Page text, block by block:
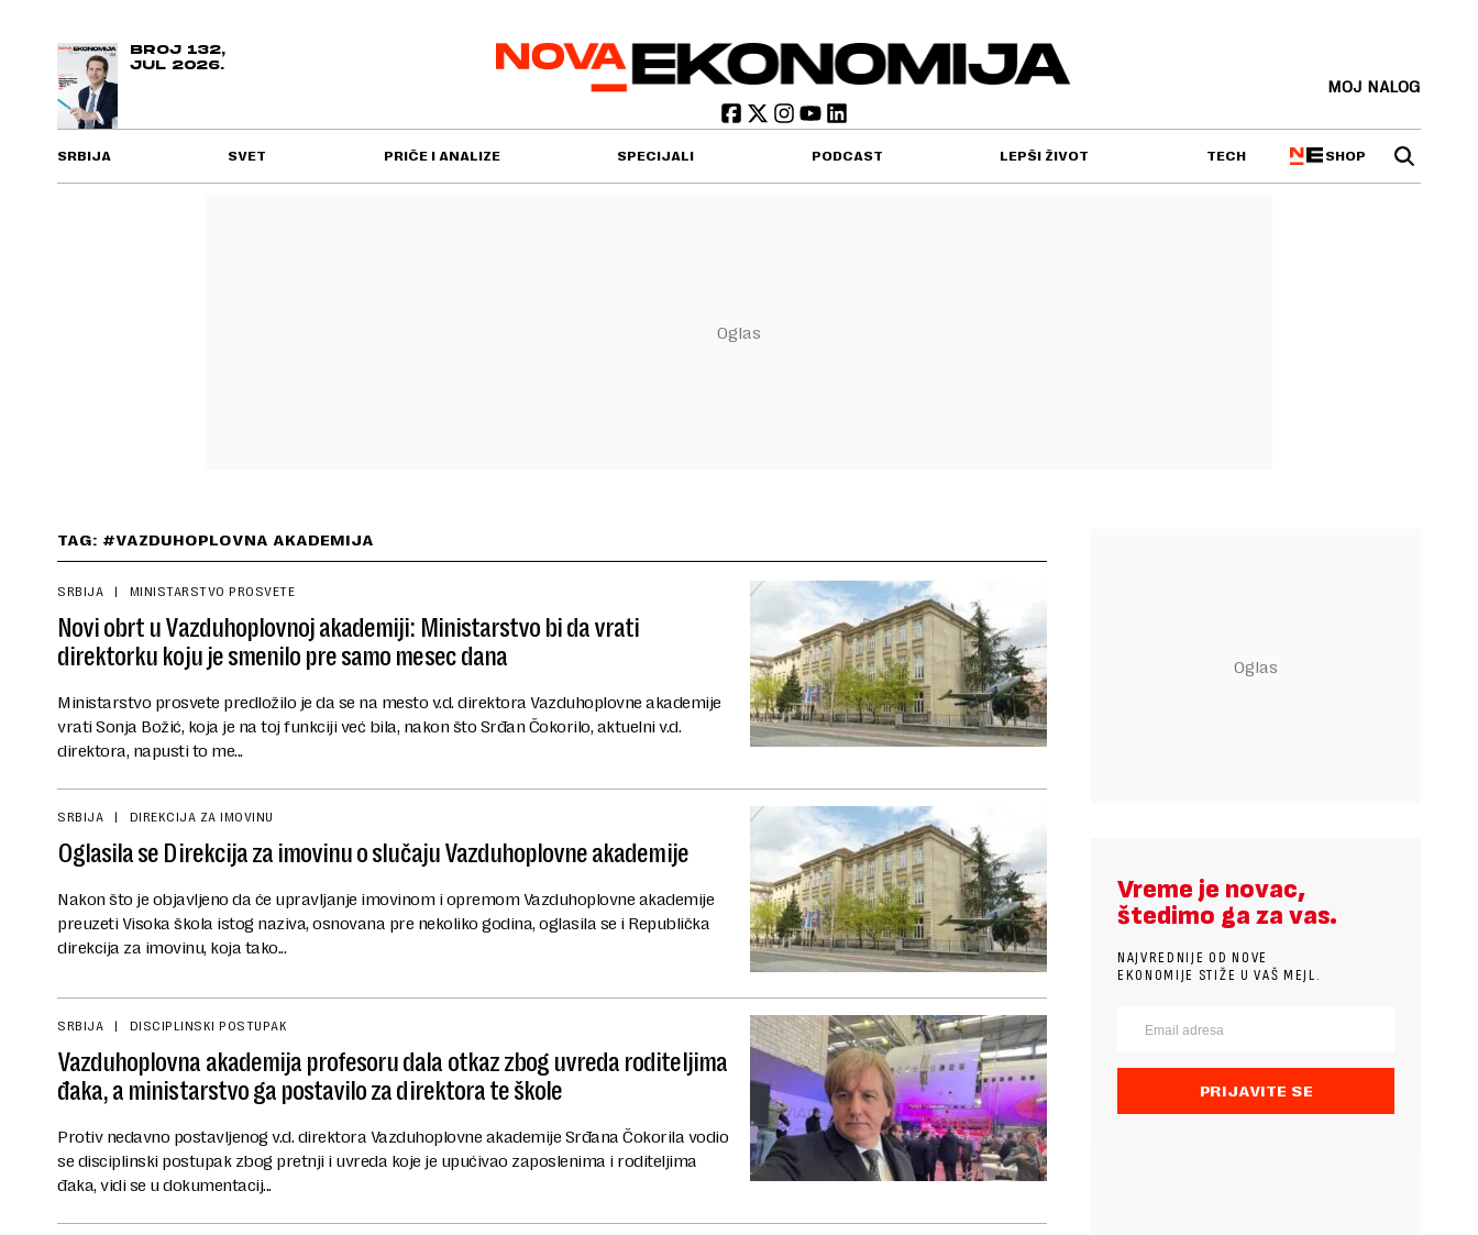
BROJ 132,
JUL 2026.
MOJ NALOG
SRBIJA SVET PRIČE I ANALIZE SPECIJALI PODCAST LEPŠI ŽIVOT TECH SHOP
TAG: #VAZDUHOPLOVNA AKADEMIJA
SRBIJA MINISTARSTVO PROSVETE
Novi obrt u Vazduhoplovnoj akademiji: Ministarstvo bi da vrati
direktorku koju je smenilo pre samo mesec dana
Ministarstvo prosvete predložilo je da se na mesto v.d. direktora Vazduhoplovne akademije
vrati Sonja Božić, koja je na toj funkciji već bila, nakon što Srđan Čokorilo, aktuelni v.d.
direktora, napusti to me...
SRBIJA DIREKCIJA ZA IMOVINU
Oglasila se Direkcija za imovinu o slučaju Vazduhoplovne akademije
Nakon što je objavljeno da će upravljanje imovinom i opremom Vazduhoplovne akademije
preuzeti Visoka škola istog naziva, osnovana pre nekoliko godina, oglasila se i Republička
direkcija za imovinu, koja tako...
SRBIJA DISCIPLINSKI POSTUPAK
Vazduhoplovna akademija profesoru dala otkaz zbog uvreda roditeljima
đaka, a ministarstvo ga postavilo za direktora te škole
Protiv nedavno postavljenog v.d. direktora Vazduhoplovne akademije Srđana Čokorila vodio
se disciplinski postupak zbog pretnji i uvreda koje je upućivao zaposlenima i roditeljima
đaka, vidi se u dokumentacij...
Vreme je novac,
štedimo ga za vas.
NAJVREDNIJE OD NOVE
EKONOMIJE STIŽE U VAŠ MEJL.
PRIJAVITE SE